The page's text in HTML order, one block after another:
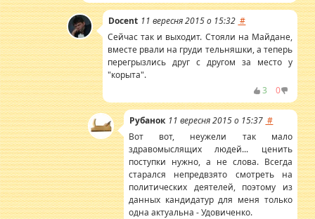
Docent 11 вересня 2015 о 15:32 #
Сейчас так и выходит. Стояли на Майдане,
вместе рвали на груди тельняшки, а теперь
перегрызлись друг с другом за место у
"корыта".
0
3
Рубанок 11 вересня 2015 о 15:37 #
Вот вот, неужели так мало
здравомыслящих людей... ценить
поступки нужно, а не слова. Всегда
старался непредвзято смотреть на
политических деятелей, поэтому из
данных кандидатур для меня только
одна актуальна - Удовиченко.